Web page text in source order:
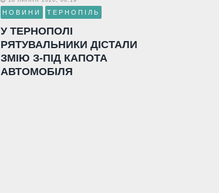
НОВИНИ ТЕРНОПІЛЬ
У ТЕРНОПОЛІ
РЯТУВАЛЬНИКИ ДІСТАЛИ
ЗМІЮ З-ПІД КАПОТА
АВТОМОБІЛЯ